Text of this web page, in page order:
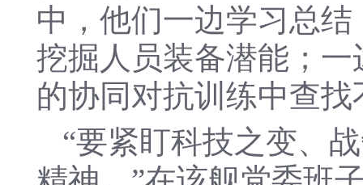
中，他们一边学习总
挖掘人员装备潜能；
的协同对抗训练中查
“要紧盯科技之变、